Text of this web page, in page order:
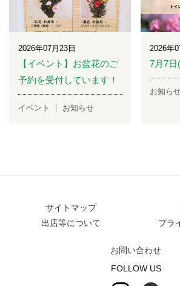
2026年07月23日
【イベント】お盆花のご
予約を受付しています！
イベント お知らせ
2026年
7月7
お知ら
サイトマップ
出店等について
プラ
お問い合わせ
FOLLOW US